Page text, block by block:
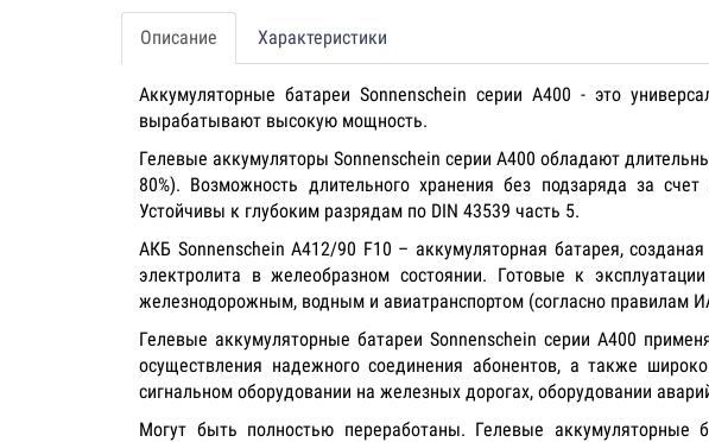
Описание Характеристики
Аккумуляторные батареи Sonnenschein серии А400 - это
вырабатывают высокую мощность.
Гелевые аккумуляторы Sonnenschein серии А400 обладают
80%). Возможность длительного хранения без подзаряда за
Устойчивы к глубоким разрядам по DIN 43539 часть 5.
АКБ Sonnenschein A412/90 F10 – аккумуляторная батарея,
электролита в желеобразном состоянии. Готовые к
железнодорожным, водным и авиатранспортом (согласно правилам
Гелевые аккумуляторные батареи Sonnenschein серии А400
осуществления надежного соединения абонентов, а также
сигнальном оборудовании на железных дорогах, оборудовании
Могут быть полностью переработаны. Гелевые аккумуляторные